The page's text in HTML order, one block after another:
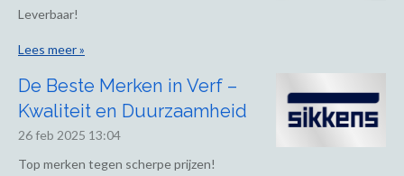
Leverbaar!
Lees meer »
De Beste Merken in Verf –
Kwaliteit en Duurzaamheid
26 feb 2025 13:04
Top merken tegen scherpe prijzen!